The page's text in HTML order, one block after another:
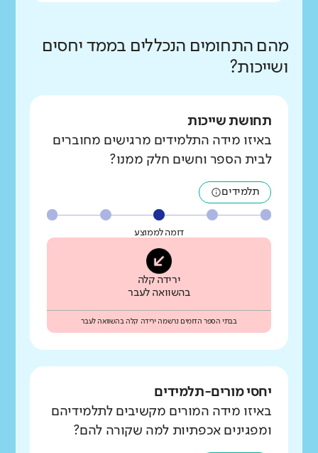
מהם התחומים הנכללים בממד יחסים
ושייכות?
תחושת שייכות
באיזו מידה התלמידים מרגישים מחוברים
לבית הספר וחשים חלק ממנו?
תלמידים
דומה לממוצע
ירידה קלה
בהשוואה לעבר
בבתי הספר הדומים נרשמה ירידה קלה בהשוואה לעבר
יחסי מורים-תלמידים
באיזו מידה המורים מקשיבים לתלמידיהם
ומפגינים אכפתיות למה שקורה להם?